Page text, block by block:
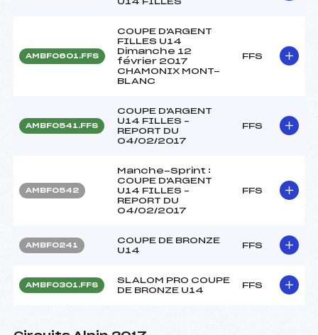
AMBF0601.FFS
COUPE D'ARGENT
FILLES U14
Dimanche 12
février 2017
CHAMONIX MONT-
BLANC
FFS
AMBF0541.FFS
COUPE D'ARGENT
U14 FILLES –
REPORT DU
04/02/2017
FFS
AMBF0542
Manche-Sprint :
COUPE D'ARGENT
U14 FILLES –
REPORT DU
04/02/2017
FFS
AMBF0241
COUPE DE BRONZE
U14
FFS
AMBF0301.FFS
SLALOM PRO COUPE
DE BRONZE U14
FFS